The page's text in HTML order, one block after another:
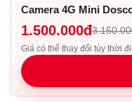
Camera 4G Mini
1.500.000đ
Giá có thể thay đổi tùy thời